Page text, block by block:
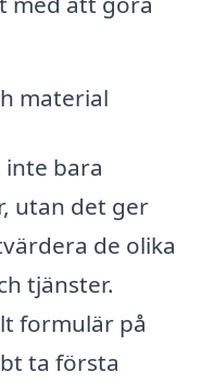
material
bara
utan det ger
de olika
tjänster.
formulär på
ta första